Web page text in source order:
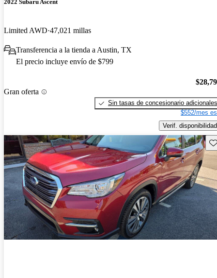
2022 Subaru Ascent
Limited AWD 47,021 millas
Transferencia a la tienda a Austin, TX
El precio incluye envío de $799
Gran oferta
Sin tasas de concesionario adicionales
$552/mes
Verif. disponibilidad